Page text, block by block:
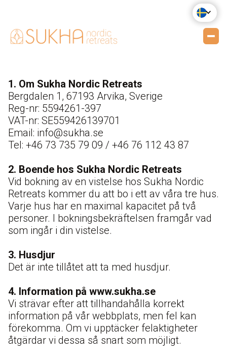
1. Om Sukha Nordic Retreats
Bergdalen 1, 67193 Arvika, Sverige
Reg-nr: 5594261-397
VAT-nr: SE559426139701
Email: info@sukha.se
Tel: +46 73 735 79 09 / +46 76 112 43 87
2. Boende hos Sukha Nordic Retreats
Vid bokning av en vistelse hos Sukha Nordic
Retreats kommer du att bo i ett av våra tre hus.
Varje hus har en maximal kapacitet på två
personer. I bokningsbekräftelsen framgår vad
som ingår i din vistelse.
3. Husdjur
Det är inte tillåtet att ta med husdjur.
4. Information på www.sukha.se
Vi strävar efter att tillhandahålla korrekt
information på vår webbplats, men fel kan
förekomma. Om vi upptäcker felaktigheter
åtgärdar vi dessa så snart som möjligt.